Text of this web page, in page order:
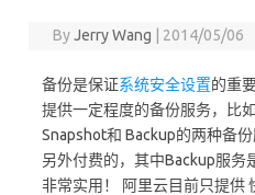
ByJerry Wang 2014/05/06
备份是保证系统安全设置的重
提供一定程度的备份服务，比
Snapshot和 Backup的两种备
另外付费的，其中Backup服务
非常实用！ 阿里云目前只提供